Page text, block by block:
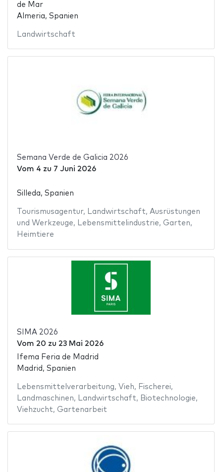
de Mar
Almeria, Spanien
Landwirtschaft
Semana Verde de Galicia 2026
Vom 4 zu 7 Juni 2026
Silleda, Spanien
Tourismusagentur, Landwirtschaft, Ausrüstungen
und Werkzeuge, Lebensmittelindustrie, Garten,
Heimtiere
SIMA 2026
Vom 20 zu 23 Mai 2026
Ifema Feria de Madrid
Madrid, Spanien
Lebensmittelverarbeitung, Vieh, Fischerei,
Landmaschinen, Landwirtschaft, Biotechnologie,
Viehzucht, Gartenarbeit